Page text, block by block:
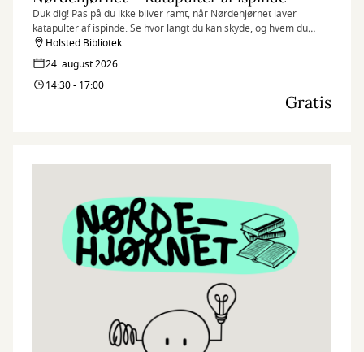
Duk dig! Pas på du ikke bliver ramt, når Nørdehjørnet laver
katapulter af ispinde. Se hvor langt du kan skyde, og hvem du
måske kan ramme.
Nørdehjørnet er vores tilbud til dig, der elsker at udfordre din
kreativitet og nysgerrighed. Vi kombinerer nye og genbrugte
materialer med vores egne idéer og skaber skøre, vilde og
Holsted Bibliotek
24. august 2026
14:30 - 17:00
Gratis